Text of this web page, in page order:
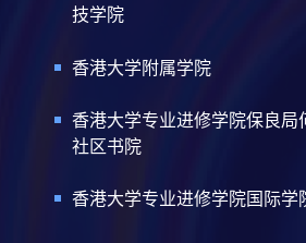
技学院
香港大学附属学院
香港大学专业进修学院保良局
社区书院
香港大学专业进修学院国际学